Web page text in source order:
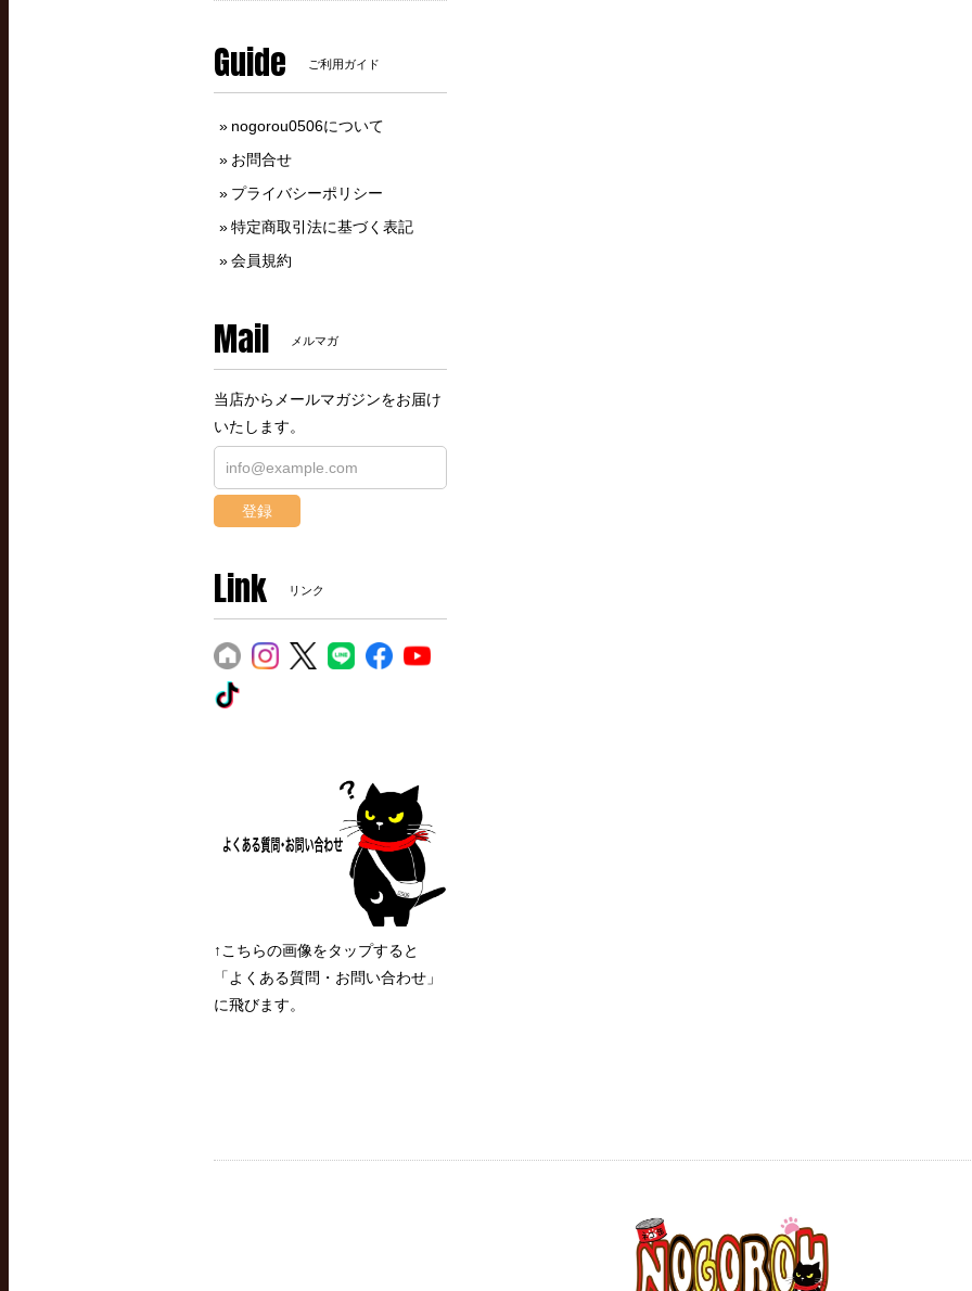
Guide ご利用ガイド
nogorou0506について
お問合せ
プライバシーポリシー
特定商取引法に基づく表記
会員規約
Mail メルマガ
当店からメールマガジンをお届け
いたします。
登録
Link リンク
↑こちらの画像をタップすると
「よくある質問・お問い合わせ」
に飛びます。